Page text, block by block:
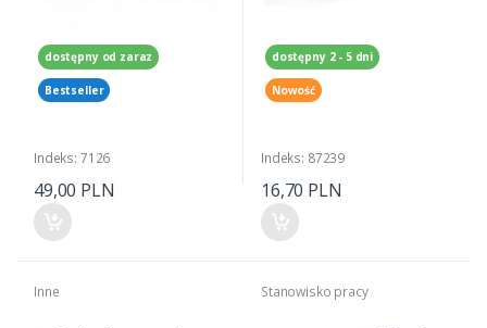
dostępny od zaraz
Bestseller
Indeks: 7126
49,00 PLN
dostępny 2 - 5 dni
Nowość
Indeks: 87239
16,70 PLN
Inne Stanowisko pracy